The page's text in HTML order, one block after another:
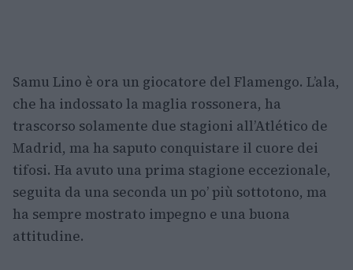
Samu Lino è ora un giocatore del Flamengo. L’ala,
che ha indossato la maglia rossonera, ha
trascorso solamente due stagioni all’Atlético de
Madrid, ma ha saputo conquistare il cuore dei
tifosi. Ha avuto una prima stagione eccezionale,
seguita da una seconda un po’ più sottotono, ma
ha sempre mostrato impegno e una buona
attitudine.